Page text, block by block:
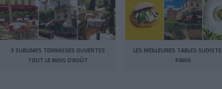
3 SUBLIMES TERRASSES OUVERTES
TOUT LE MOIS D’AOÛT
LES MEILLEURES TABLES
PARIS